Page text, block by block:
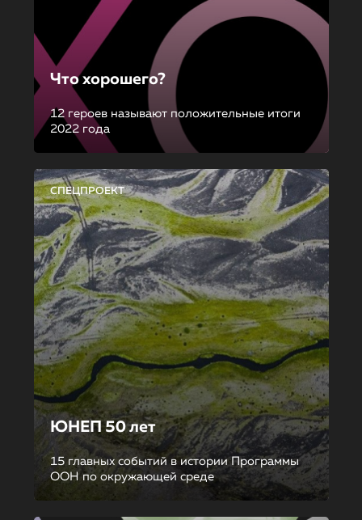
Что хорошего?
12 героев называют положительные итоги
2022 года
СПЕЦПРОЕКТ
ЮНЕП 50 лет
15 главных событий в истории Программы
ООН по окружающей среде